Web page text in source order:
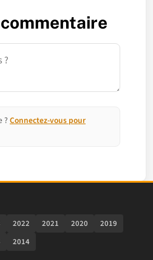
? Connectez-vous pour
2022 2021 2020
2019
2014